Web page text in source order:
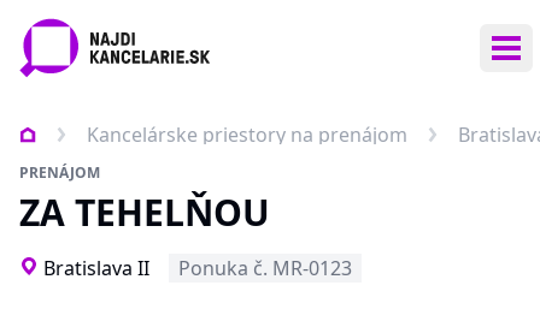
Kancelárske priestory na prenájom
PRENÁJOM
ZA TEHELŇOU
Bratislava II Ponuka č. MR-0123